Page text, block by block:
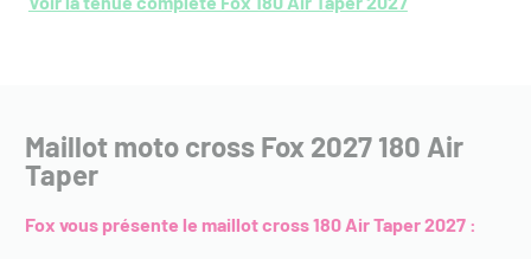
Maillot moto cross Fox 2027 180 Air
Taper
Fox vous présente le maillot cross 180 Air Taper 2027 :